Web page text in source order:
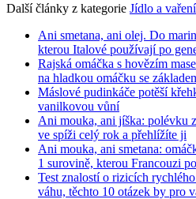
Další články z kategorie Jídlo a vaření
Ani smetana, ani olej. Do
kterou Italové používají po
Rajská omáčka s hovězím
na hladkou omáčku se
Máslové pudinkáče potěší
vanilkovou vůní
Ani mouka, ani jíška: polévku
ve spíži celý rok a přehlížíte ji
Ani mouka, ani smetana:
1 surovině, kterou Francouzi
Test znalostí o rizicích
váhu, těchto 10 otázek by pro